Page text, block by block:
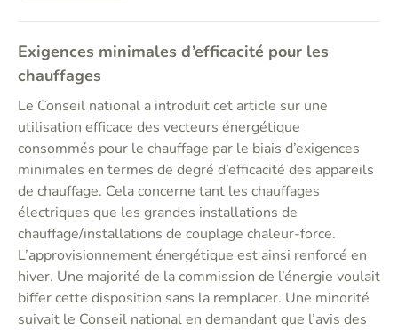
Exigences minimales d’efficacité pour les
chauffages
Le Conseil national a introduit cet article sur une
utilisation efficace des vecteurs énergétique
consommés pour le chauffage par le biais d’exigences
minimales en termes de degré d’efficacité des appareils
de chauffage. Cela concerne tant les chauffages
électriques que les grandes installations de
chauffage/installations de couplage chaleur-force.
L’approvisionnement énergétique est ainsi renforcé en
hiver. Une majorité de la commission de l’énergie voulait
biffer cette disposition sans la remplacer. Une minorité
suivait le Conseil national en demandant que l’avis des